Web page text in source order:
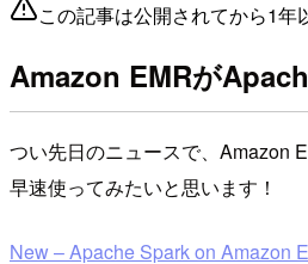
この記事は公開されてから1年
Amazon EMRが
つい先日のニュースで、Amazon
早速使ってみたいと思います！
New – Apache Spark on Amazon